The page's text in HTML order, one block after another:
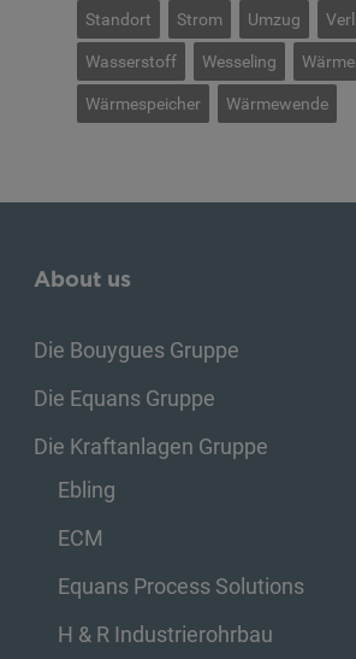
Standort Strom Umzug
Wasserstoff Wesseling
Wärmespeicher Wärmewende
About us
Die Bouygues Gruppe
Die Equans Gruppe
Die Kraftanlagen Gruppe
Ebling
ECM
Equans Process Solutions
H & R Industrierohrbau